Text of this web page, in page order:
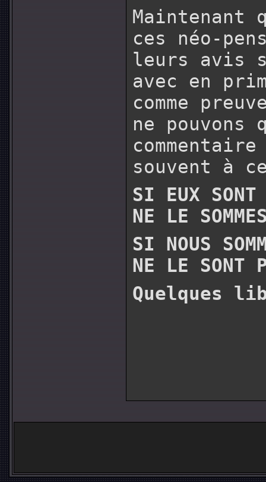
Maintenant
ces néo-
leurs avis
avec en
comme
ne pouvons
souvent à
SI EUX SONT
NE LE
SI NOUS
NE LE SONT
Quelques